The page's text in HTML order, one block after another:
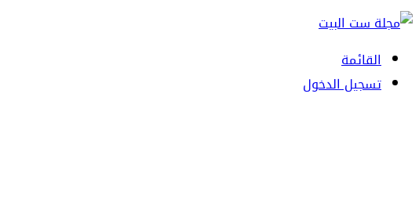
القائمة
تسجيل الدخول